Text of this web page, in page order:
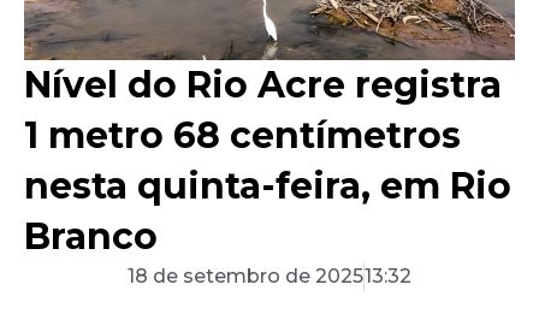
Nível do Rio Acre registra
1 metro 68 centímetros
nesta quinta-feira, em Rio
Branco
18 de setembro de 202513:32